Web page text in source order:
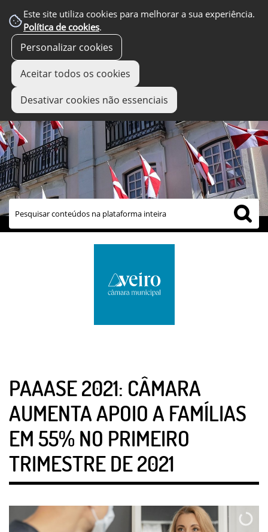
Este site utiliza cookies para melhorar a sua experiência.
Política de cookies.
Personalizar cookies
Aceitar todos os cookies
Desativar cookies não essenciais
links úteis
PAAASE 2021: CÂMARA
AUMENTA APOIO A FAMÍLIAS
EM 55% NO PRIMEIRO
TRIMESTRE DE 2021